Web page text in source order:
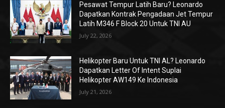
Pesawat Tempur Latih Baru? Leonardo
Dapatkan Kontrak Pengadaan Jet Tempur
Latih M346 F Block 20 Untuk TNI AU
July 22, 2026
Helikopter Baru Untuk TNI AL? Leonardo
Dapatkan Letter Of Intent Suplai
Helikopter AW149 Ke Indonesia
July 21, 2026